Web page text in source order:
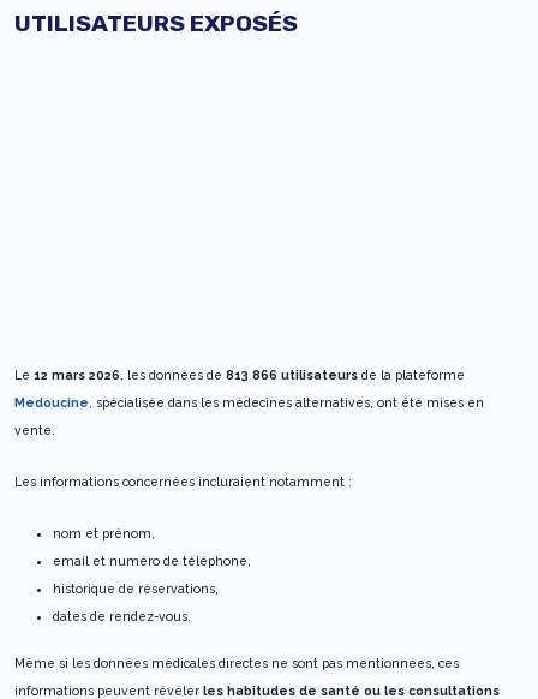
UTILISATEURS EXPOSÉS
Le 12 mars 2026 , les données de 813 866 utilisateurs de la plateforme
Medoucine , spécialisée dans les médecines alternatives, ont été mises en
vente.
Les informations concernées incluraient notamment :
nom et prénom,
email et numéro de téléphone,
historique de réservations,
dates de rendez-vous.
Même si les données médicales directes ne sont pas mentionnées, ces
informations peuvent révéler les habitudes de santé ou les consultations